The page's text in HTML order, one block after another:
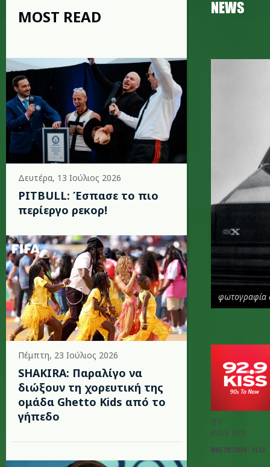
MOST READ
Δευτέρα, 13 Ιούλιος 2026
PITBULL: Έσπασε το πιο
περίεργο ρεκορ!
Πέμπτη, 23 Ιούλιος 2026
SHAKIRA: Παραλίγο να
διώξουν τη χορευτική της
ομάδα Ghetto Kids από το
γήπεδο
NEWS
site.png
φωτογραφία
BY
KISS 929
ΝΟΕ 29 2024 - 11:17